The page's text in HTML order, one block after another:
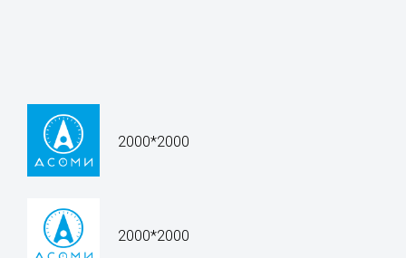
2000*2000
2000*2000